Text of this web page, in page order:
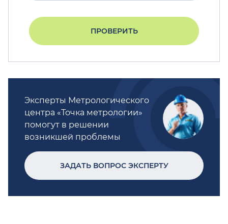
ПРОВЕРИТЬ
Эксперты Метрологического
центра «Точка метрологии»
помогут в решении
возникшей проблемы
ЗАДАТЬ ВОПРОС ЭКСПЕРТУ